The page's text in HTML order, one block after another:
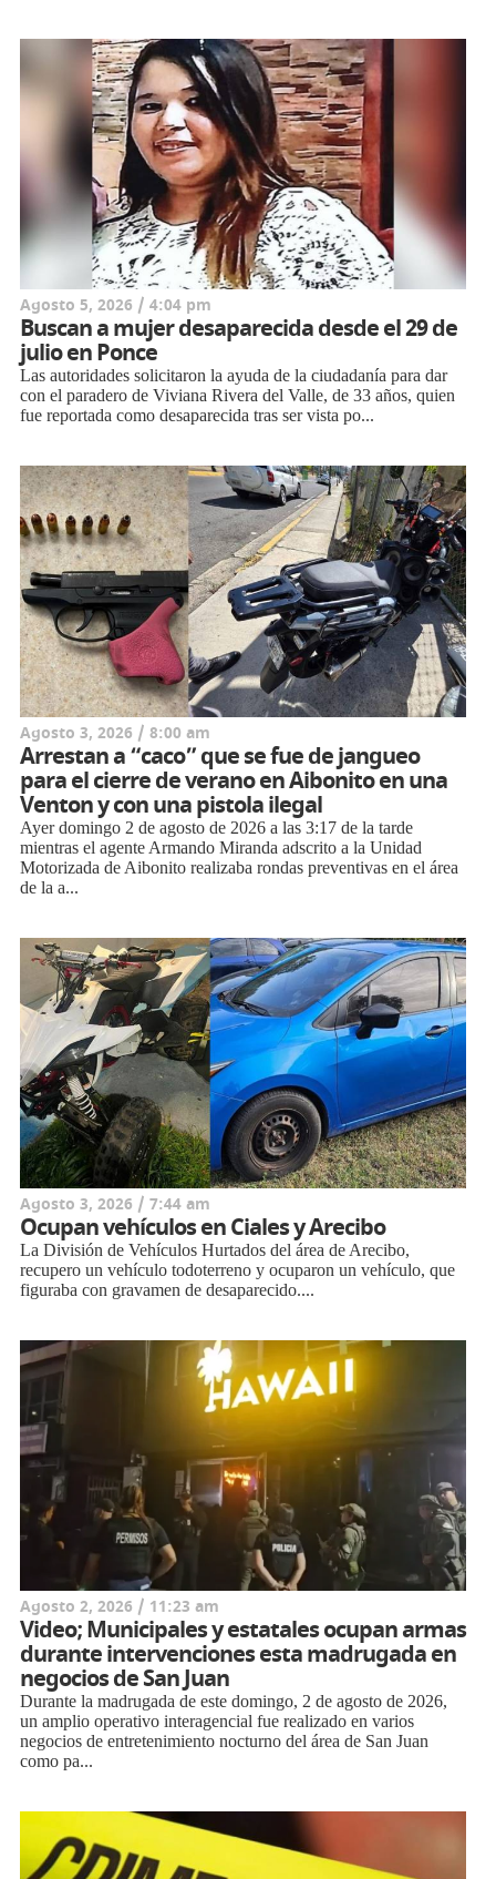
Agosto 5, 2026 / 4:04 pm
Buscan a mujer desaparecida desde el 29 de
julio en Ponce
Las autoridades solicitaron la ayuda de la ciudadanía para dar
con el paradero de Viviana Rivera del Valle, de 33 años, quien
fue reportada como desaparecida tras ser vista po...
Agosto 3, 2026 / 8:00 am
Arrestan a “caco” que se fue de jangueo
para el cierre de verano en Aibonito en una
Venton y con una pistola ilegal
Ayer domingo 2 de agosto de 2026 a las 3:17 de la tarde
mientras el agente Armando Miranda adscrito a la Unidad
Motorizada de Aibonito realizaba rondas preventivas en el área
de la a...
Agosto 3, 2026 / 7:44 am
Ocupan vehículos en Ciales y Arecibo
La División de Vehículos Hurtados del área de Arecibo,
recupero un vehículo todoterreno y ocuparon un vehículo, que
figuraba con gravamen de desaparecido....
Agosto 2, 2026 / 11:23 am
Video; Municipales y estatales ocupan armas
durante intervenciones esta madrugada en
negocios de San Juan
Durante la madrugada de este domingo, 2 de agosto de 2026,
un amplio operativo interagencial fue realizado en varios
negocios de entretenimiento nocturno del área de San Juan
como pa...